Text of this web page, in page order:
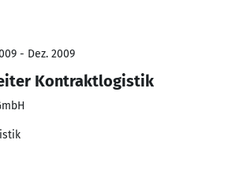
- Dez. 2009
Kontraktlogistik